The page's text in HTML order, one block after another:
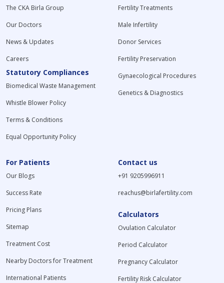
The CKA Birla Group
Our Doctors
News & Updates
Careers
Statutory Compliances
Biomedical Waste Management
Whistle Blower Policy
Terms & Conditions
Equal Opportunity Policy
Fertility Treatments
Male Infertility
Donor Services
Fertility Preservation
Gynaecological Procedures
Genetics & Diagnostics
For Patients
Our Blogs
Success Rate
Pricing Plans
Sitemap
Treatment Cost
Nearby Doctors for Treatment
International Patients
Contact us
+91 9205996911
reachus@birlafertility.com
Calculators
Ovulation Calculator
Period Calculator
Pregnancy Calculator
Fertility Risk Calculator